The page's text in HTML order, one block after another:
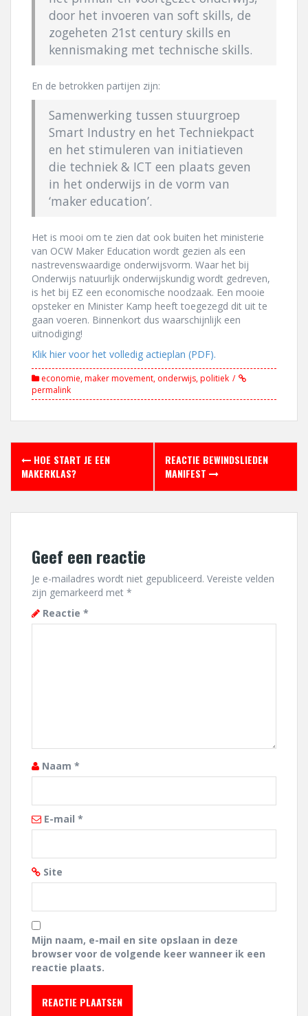
door het invoeren van soft skills, de
zogeheten 21st century skills en
kennismaking met technische skills.
En de betrokken partijen zijn:
Samenwerking tussen stuurgroep
Smart Industry en het Techniekpact
en het stimuleren van initiatieven
die techniek & ICT een plaats geven
in het onderwijs in de vorm van
‘maker education’.
Het is mooi om te zien dat ook buiten het ministerie
van OCW Maker Education wordt gezien als een
nastrevenswaardige onderwijsvorm. Waar het bij
Onderwijs natuurlijk onderwijskundig wordt gedreven,
is het bij EZ een economische noodzaak. Een mooie
opsteker en Minister Kamp heeft toegezegd dit uit te
gaan voeren. Binnenkort dus waarschijnlijk een
uitnodiging!
Klik hier voor het volledig actieplan (PDF).
economie,maker movement, onderwijs,politiek
permalink
Berichtnavigatie
HOE START JE EEN
MAKERKLAS?
REACTIE BEWINDSLIEDEN
MANIFEST
Geef een reactie
Je e-mailadres wordt niet gepubliceerd. Vereiste velden
zijn gemarkeerd met *
Reactie *
Naam *
E-mail *
Site
Mijn naam, e-mail en site opslaan in deze
browser voor de volgende keer wanneer ik een
reactie plaats.